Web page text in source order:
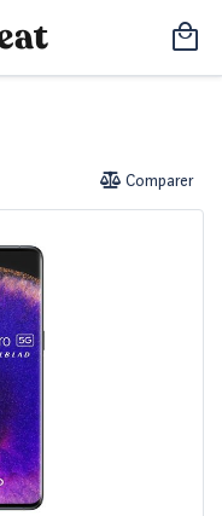
Comparer